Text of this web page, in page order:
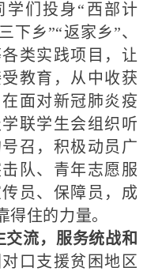
学们投身“西部计
下乡”“返家乡”、
类实践项目，让
教育，从中收获
面对新冠肺炎疫
联学生会组织听
召，积极动员广
队、青年志愿服
员、保障员，成
得住的力量。
流，服务统战和
口支援贫困地区